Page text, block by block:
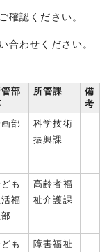
確認ください。
合わせください。
管部
所管課
備
考
部
科学技術
振興課
も
福
高齢者福
祉介護課
も
障害福祉